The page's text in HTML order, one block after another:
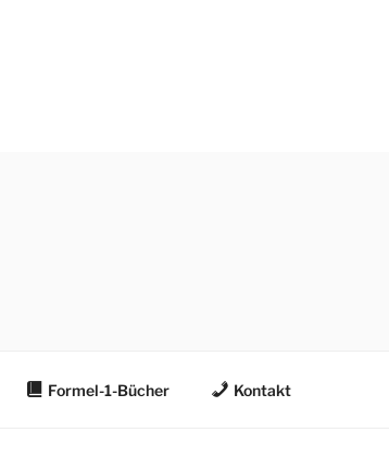
Formel-1-Bücher Kontakt